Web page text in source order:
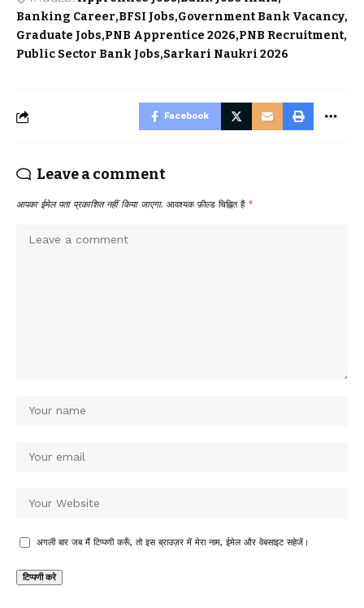
Banking Career BFSI Jobs Government Bank Vacancy
Graduate Jobs PNB Apprentice 2026 PNB Recruitment
Public Sector Bank Jobs Sarkari Naukri 2026
Facebook
Leave a comment
आपका ईमेल पता प्रकाशित नहीं किया जाएगा. आवश्यक फ़ील्ड चिह्नित हैं *
अगली बार जब मैं टिप्पणी करूँ, तो इस ब्राउज़र में मेरा नाम, ईमेल और वेबसाइट सहेजें।